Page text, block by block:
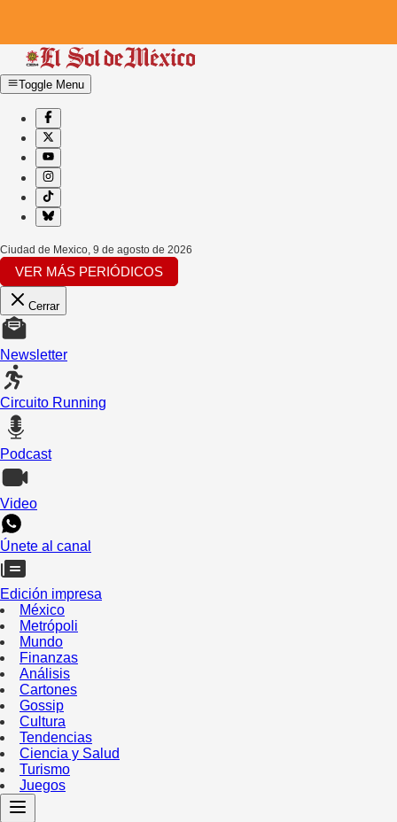
Toggle Menu
Ciudad de Mexico, 9 de agosto de 2026
VER MÁS PERIÓDICOS
Cerrar
Newsletter
Circuito Running
Podcast
Video
Únete al canal
Edición impresa
México
Metrópoli
Mundo
Finanzas
Análisis
Cartones
Gossip
Cultura
Tendencias
Ciencia y Salud
Turismo
Juegos